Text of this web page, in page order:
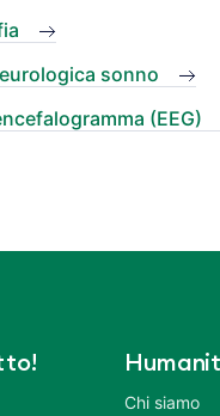
sonno
(EEG)
Chi siamo